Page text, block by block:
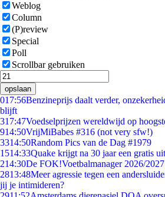
Weblog
Column
(P)review
Special
Poll
Scrollbar gebruiken
opslaan
017:56Benzineprijs daalt verder,
blijft
317:47Voedselprijzen wereldwijd op
914:50VrijMiBabes #316 (not very sfw!)
3314:50Random Pics van de Dag #1979
1514:33Quake krijgt na 30 jaar een gratis
214:30De FOK!Voetbalmanager 2026/
2813:48Meer agressie tegen een
jij je intimideren?